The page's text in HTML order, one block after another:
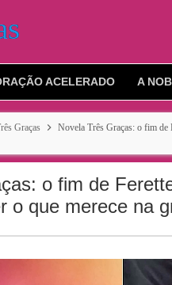
ACELERADO A
Graças
Novela Três Graças: o fim de
o fim de
o que merece na